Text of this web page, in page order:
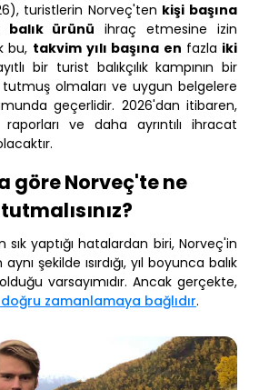
turistlerin Norveç'ten kişi başına
balık ürünü ihraç etmesine izin
bu, takvim yılı başına en fazla iki
bir turist balıkçılık kampının bir
tutmuş olmaları ve uygun belgelere
geçerlidir. 2026'dan itibaren,
ve daha ayrıntılı ihracat
göre Norveç'te ne
sık yaptığı hatalardan biri, Norveç'in
şekilde ısırdığı, yıl boyunca balık
varsayımıdır. Ancak gerçekte,
doğru zamanlamaya bağlıdır.